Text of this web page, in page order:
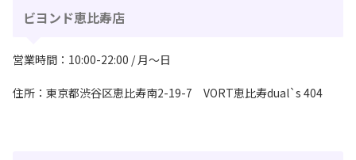
ビヨンド恵比寿店
営業時間：10:00-22:00 / 月〜日
住所：東京都渋⾕区恵⽐寿南2-19-7 VORT恵⽐寿dual`s 404